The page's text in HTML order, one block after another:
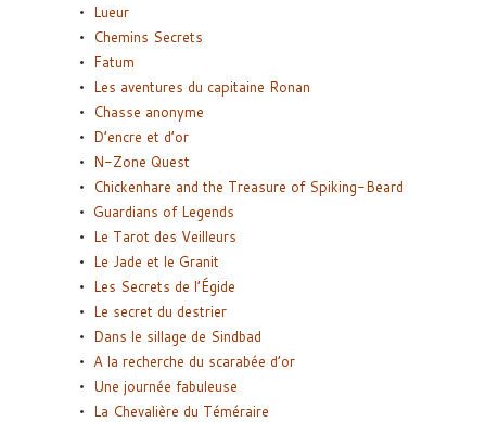
Lueur
Chemins Secrets
Fatum
Les aventures du capitaine Ronan
Chasse anonyme
D’encre et d’or
N-Zone Quest
Chickenhare and the Treasure of Spiking-Beard
Guardians of Legends
Le Tarot des Veilleurs
Le Jade et le Granit
Les Secrets de l’Égide
Le secret du destrier
Dans le sillage de Sindbad
A la recherche du scarabée d’or
Une journée fabuleuse
La Chevalière du Téméraire